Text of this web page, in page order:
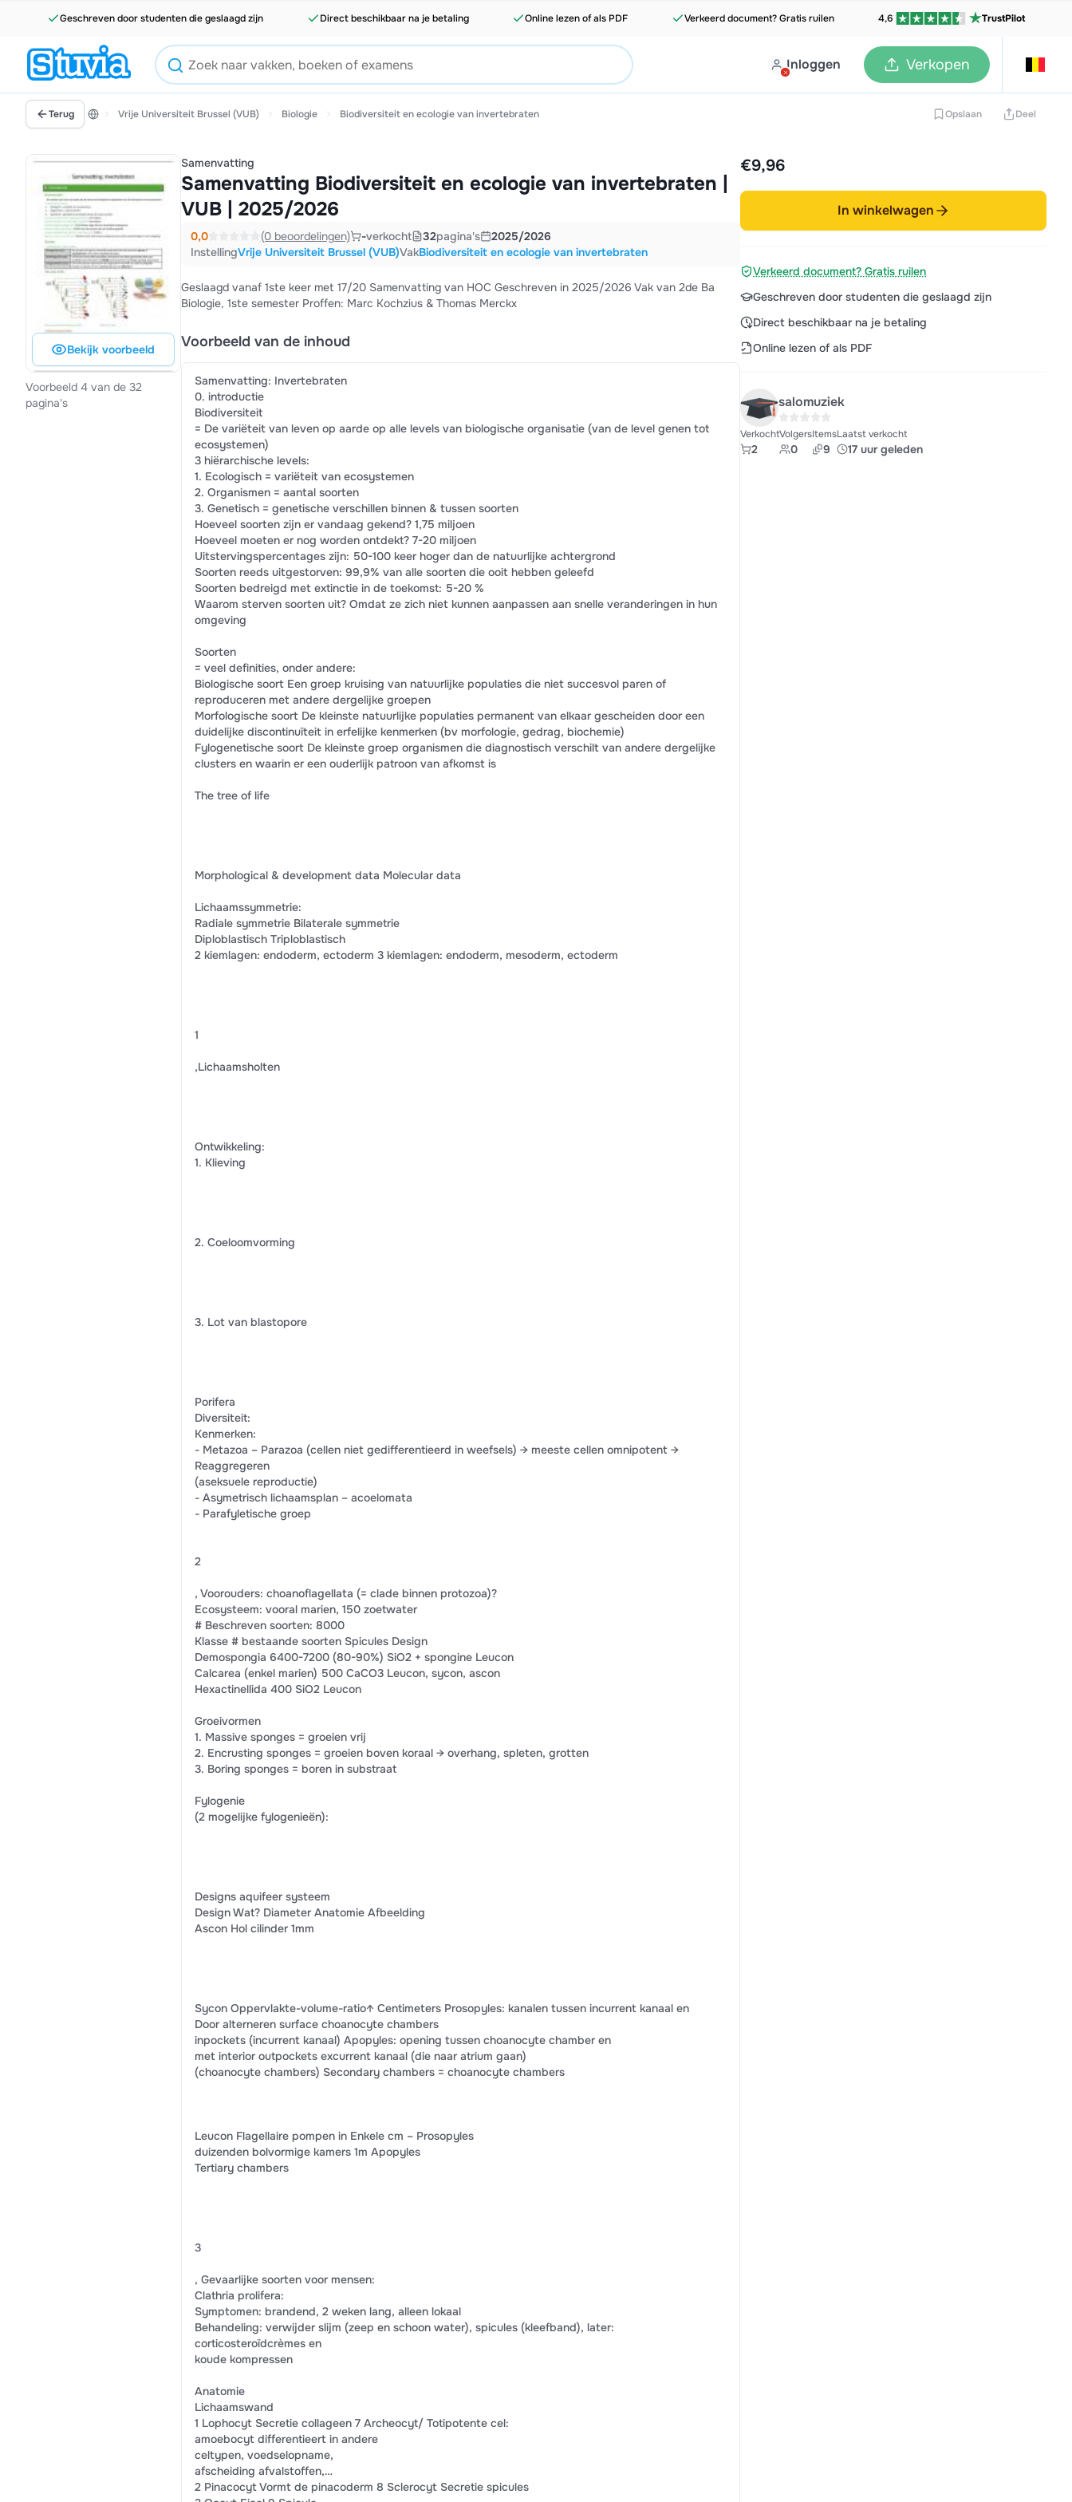
Geschreven door studenten die geslaagd zijn Direct beschikbaar na je betaling Online lezen of als PDF Verkeerd document? Gratis ruilen 4,6 TrustPilot
Inloggen Verkopen
Terug Vrije Universiteit Brussel (VUB) Biologie Biodiversiteit en ecologie van invertebraten Opslaan Deel
Bekijk voorbeeld
Voorbeeld 4 van de 32
pagina's
Samenvatting
Samenvatting Biodiversiteit en ecologie van invertebraten |
VUB | 2025/2026
0,0 (0 beoordelingen) -verkocht 32pagina's
2025/2026
InstellingVrije Universiteit Brussel (VUB)VakBiodiversiteit en ecologie van invertebraten
Geslaagd vanaf 1ste keer met 17/20 Samenvatting van HOC Geschreven in 2025/2026 Vak van 2de Ba
Biologie, 1ste semester Proffen: Marc Kochzius & Thomas Merckx
Voorbeeld van de inhoud
Samenvatting: Invertebraten
0. introductie
Biodiversiteit
= De variëteit van leven op aarde op alle levels van biologische organisatie (van de level genen tot
ecosystemen)
3 hiërarchische levels:
1. Ecologisch = variëteit van ecosystemen
2. Organismen = aantal soorten
3. Genetisch = genetische verschillen binnen & tussen soorten
Hoeveel soorten zijn er vandaag gekend? 1,75 miljoen
Hoeveel moeten er nog worden ontdekt? 7-20 miljoen
Uitstervingspercentages zijn: 50-100 keer hoger dan de natuurlijke achtergrond
Soorten reeds uitgestorven: 99,9% van alle soorten die ooit hebben geleefd
Soorten bedreigd met extinctie in de toekomst: 5-20 %
Waarom sterven soorten uit? Omdat ze zich niet kunnen aanpassen aan snelle veranderingen in hun
omgeving
Soorten
= veel definities, onder andere:
Biologische soort Een groep kruising van natuurlijke populaties die niet succesvol paren of
reproduceren met andere dergelijke groepen
Morfologische soort De kleinste natuurlijke populaties permanent van elkaar gescheiden door een
duidelijke discontinuïteit in erfelijke kenmerken (bv morfologie, gedrag, biochemie)
Fylogenetische soort De kleinste groep organismen die diagnostisch verschilt van andere dergelijke
clusters en waarin er een ouderlijk patroon van afkomst is
The tree of life
Morphological & development data Molecular data
Lichaamssymmetrie:
Radiale symmetrie Bilaterale symmetrie
Diploblastisch Triploblastisch
2 kiemlagen: endoderm, ectoderm 3 kiemlagen: endoderm, mesoderm, ectoderm
1
,Lichaamsholten
Ontwikkeling:
1. Klieving
2. Coeloomvorming
3. Lot van blastopore
Porifera
Diversiteit:
Kenmerken:
- Metazoa – Parazoa (cellen niet gedifferentieerd in weefsels) → meeste cellen omnipotent →
Reaggregeren
(aseksuele reproductie)
- Asymetrisch lichaamsplan – acoelomata
- Parafyletische groep
2
, Voorouders: choanoflagellata (= clade binnen protozoa)?
Ecosysteem: vooral marien, 150 zoetwater
# Beschreven soorten: 8000
Klasse # bestaande soorten Spicules Design
Demospongia 6400-7200 (80-90%) SiO2 + spongine Leucon
Calcarea (enkel marien) 500 CaCO3 Leucon, sycon, ascon
Hexactinellida 400 SiO2 Leucon
Groeivormen
1. Massive sponges = groeien vrij
2. Encrusting sponges = groeien boven koraal → overhang, spleten, grotten
3. Boring sponges = boren in substraat
Fylogenie
(2 mogelijke fylogenieën):
Designs aquifeer systeem
Design Wat? Diameter Anatomie Afbeelding
Ascon Hol cilinder 1mm
Sycon Oppervlakte-volume-ratio↑ Centimeters Prosopyles: kanalen tussen incurrent kanaal en
Door alterneren surface choanocyte chambers
inpockets (incurrent kanaal) Apopyles: opening tussen choanocyte chamber en
met interior outpockets excurrent kanaal (die naar atrium gaan)
(choanocyte chambers) Secondary chambers = choanocyte chambers
Leucon Flagellaire pompen in Enkele cm – Prosopyles
duizenden bolvormige kamers 1m Apopyles
Tertiary chambers
3
, Gevaarlijke soorten voor mensen:
Clathria prolifera:
Symptomen: brandend, 2 weken lang, alleen lokaal
Behandeling: verwijder slijm (zeep en schoon water), spicules (kleefband), later:
corticosteroïdcrèmes en
koude kompressen
Anatomie
Lichaamswand
1 Lophocyt Secretie collageen 7 Archeocyt/ Totipotente cel:
amoebocyt differentieert in andere
celtypen, voedselopname,
afscheiding afvalstoffen,…
2 Pinacocyt Vormt de pinacoderm 8 Sclerocyt Secretie spicules
€9,96
In winkelwagen
Verkeerd document? Gratis ruilen
Geschreven door studenten die geslaagd zijn
Direct beschikbaar na je betaling
Online lezen of als PDF
salomuziek
Verkocht
2
Volgers
0
Items
9
Laatst verkocht
17 uur geleden